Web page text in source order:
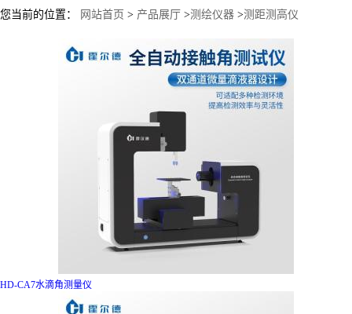
您当前的位置： 网站首页 > 产品展厅 >测绘仪器 >测距测高仪
HD-CA7水滴角测量仪